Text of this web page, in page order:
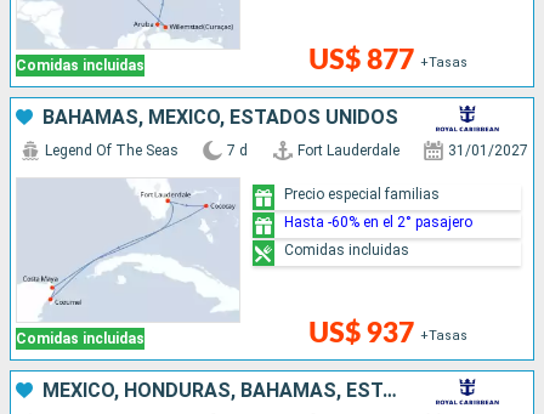
Comidas incluidas US$ 877 +Tasas
BAHAMAS, MÉXICO, ESTADOS UNIDOS
Comidas incluidas
Legend Of The Seas 7 d Fort Lauderdale 31/01/2027
US$ 937 +Tasas
Precio especial familias
Hasta -60% en el 2° pasajero
Comidas incluidas
MÉXICO, HONDURAS, BAHAMAS, ESTADOS UNIDOS